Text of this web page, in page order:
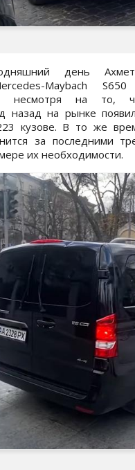
день
Maybach
несмотря на то,
назад на рынке
кузове. В то же
за последними
их необходимости.